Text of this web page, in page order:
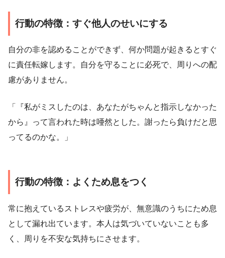
行動の特徴：すぐ他人のせいにする
自分の非を認めることができず、何か問題が起きるとすぐ
に責任転嫁します。自分を守ることに必死で、周りへの配
慮がありません。
「『私がミスしたのは、あなたがちゃんと指示しなかった
から』って言われた時は唖然とした。謝ったら負けだと思
ってるのかな。」
行動の特徴：よくため息をつく
常に抱えているストレスや疲労が、無意識のうちにため息
として漏れ出ています。本人は気づいていないことも多
く、周りを不安な気持ちにさせます。